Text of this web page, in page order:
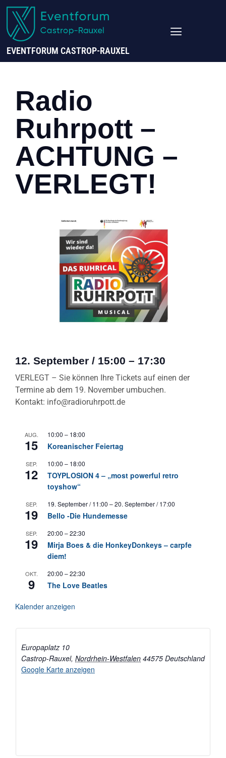
EVENTFORUM CASTROP-RAUXEL
Radio
Ruhrpott –
ACHTUNG –
VERLEGT!
12. September / 15:00 – 17:30
VERLEGT – Sie können Ihre Tickets auf einen der
Termine ab dem 19. November umbuchen.
Kontakt: info@radioruhrpott.de
AUG.
15
10:00 – 18:00
Koreanischer Feiertag
SEP.
12
10:00 – 18:00
TOYPLOSION 4 – „most powerful retro
toyshow“
SEP.
19
19. September / 11:00 –20. September / 17:00
Bello -Die Hundemesse
SEP.
19
20:00 –22:30
Mirja Boes & die HonkeyDonkeys – carpfe
diem!
OKT.
9
20:00 –22:30
The Love Beatles
Kalender anzeigen
Europaplatz 10
Castrop-Rauxel, Nordrhein-Westfalen 44575 Deutschland
Google Karte anzeigen